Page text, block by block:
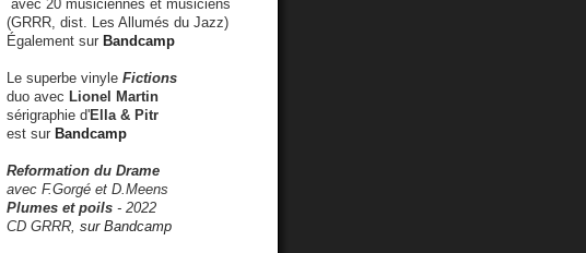
avec 20 musiciennes et musiciens
(GRRR, dist. Les Allumés du Jazz)
Également sur Bandcamp
Le superbe vinyle Fictions
duo avec Lionel Martin
sérigraphie d'Ella & Pitr
est sur Bandcamp
Reformation du Drame
avec F.Gorgé et D.Meens
Plumes et poils - 2022
CD GRRR, sur Bandcamp